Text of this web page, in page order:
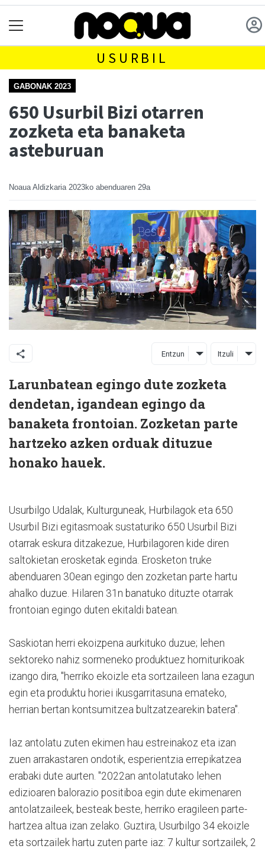
USURBIL
GABONAK 2023
650 Usurbil Bizi otarren
zozketa eta banaketa
asteburuan
Noaua Aldizkaria 2023ko abenduaren 29a
Entzun Itzuli
Larunbatean egingo dute zozketa
dendetan, igandean egingo da
banaketa frontoian. Zozketan parte
hartzeko azken orduak dituzue
honako hauek.
Usurbilgo Udalak, Kulturguneak, Hurbilagok eta 650
Usurbil Bizi egitasmoak sustaturiko 650 Usurbil Bizi
otarrak eskura ditzakezue, Hurbilagoren kide diren
saltokietan erosketak eginda. Erosketon truke
abenduaren 30ean egingo den zozketan parte hartu
ahalko duzue. Hilaren 31n banatuko dituzte otarrak
frontoian egingo duten ekitaldi batean.
Saskiotan herri ekoizpena aurkituko duzue; lehen
sektoreko nahiz sormeneko produktuez horniturikoak
izango dira, "herriko ekoizle eta sortzaileen lana ezagun
egin eta produktu horiei ikusgarritasuna emateko,
herrian bertan kontsumitzea bultzatzearekin batera".
Iaz antolatu zuten ekimen hau estreinakoz eta izan
zuen arrakastaren ondotik, esperientzia errepikatzea
erabaki dute aurten. "2022an antolatutako lehen
edizioaren balorazio positiboa egin dute ekimenaren
antolatzaileek, besteak beste, herriko eragileen parte-
hartzea altua izan zelako. Guztira, Usurbilgo 34 ekoizle
eta sortzailek hartu zuten parte iaz: 7 kultur sortzailek, 2